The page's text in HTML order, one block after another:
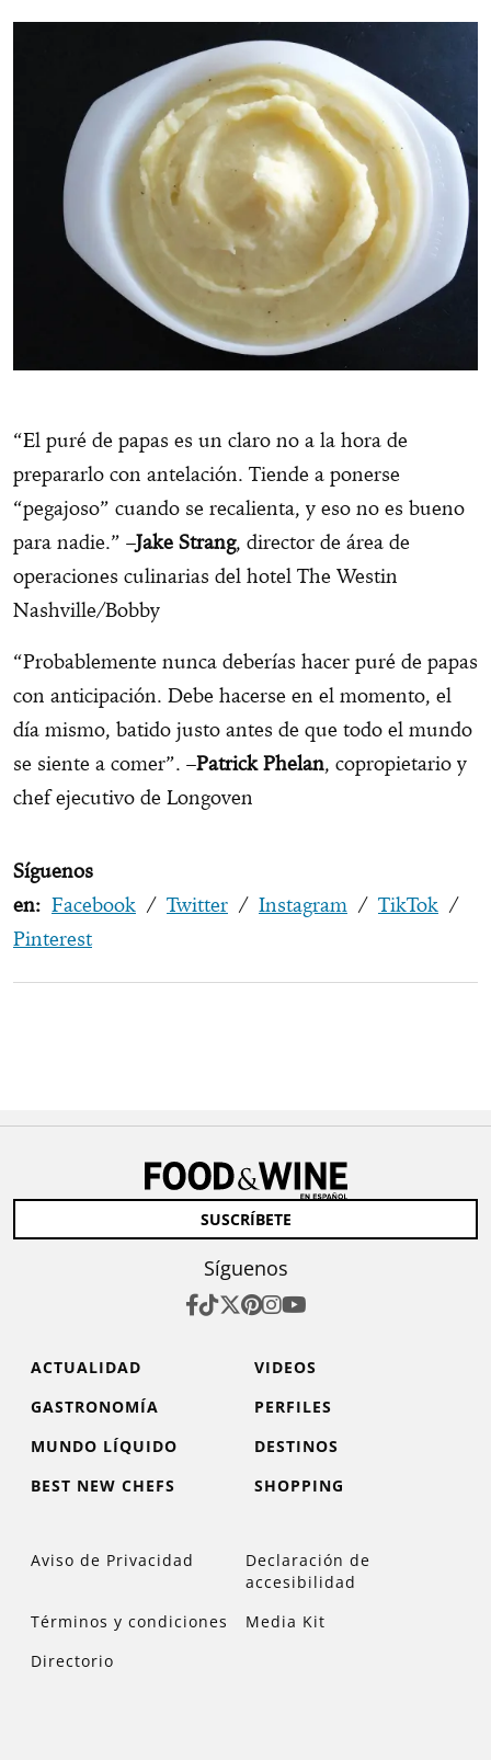
“El puré de papas es un claro no a la hora de
prepararlo con antelación. Tiende a ponerse
“pegajoso” cuando se recalienta, y eso no es bueno
para nadie.” –Jake Strang, director de área de
operaciones culinarias del hotel The Westin
Nashville/Bobby
“Probablemente nunca deberías hacer puré de papas
con anticipación. Debe hacerse en el momento, el
día mismo, batido justo antes de que todo el mundo
se siente a comer”. –Patrick Phelan, copropietario y
chef ejecutivo de Longoven
Síguenos
en: Facebook / Twitter / Instagram / TikTok /
Pinterest
SUSCRÍBETE
Síguenos
ACTUALIDAD
VIDEOS
GASTRONOMÍA
PERFILES
MUNDO LÍQUIDO
DESTINOS
BEST NEW CHEFS
SHOPPING
Aviso de Privacidad
Declaración de
accesibilidad
Términos y condiciones
Media Kit
Directorio